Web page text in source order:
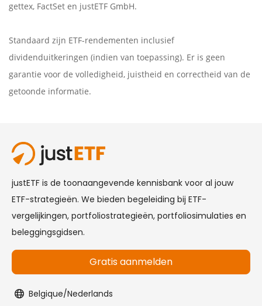
gettex, FactSet en justETF GmbH.
Standaard zijn ETF-rendementen inclusief
dividenduitkeringen (indien van toepassing). Er is geen
garantie voor de volledigheid, juistheid en correctheid van de
getoonde informatie.